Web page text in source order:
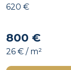
620 €
800 €
26 € / m²